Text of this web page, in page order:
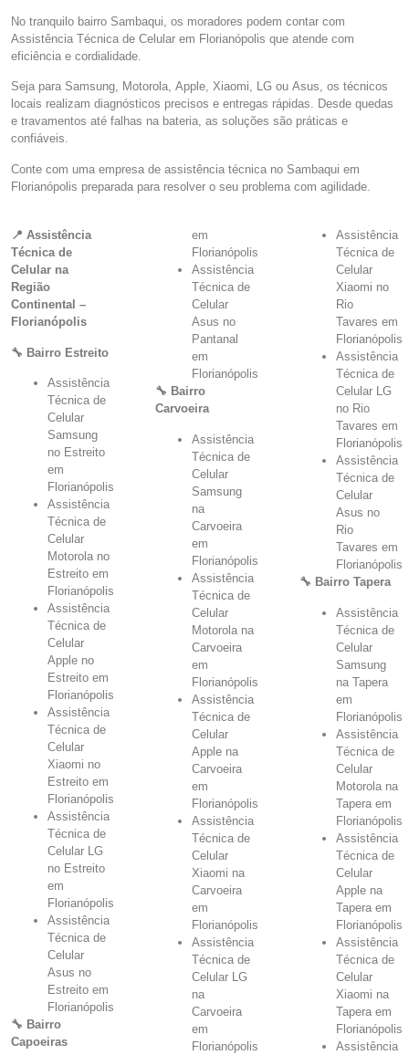
No tranquilo bairro Sambaqui, os moradores podem contar com
Assistência Técnica de Celular em Florianópolis que atende com
eficiência e cordialidade.
Seja para Samsung, Motorola, Apple, Xiaomi, LG ou Asus, os técnicos
locais realizam diagnósticos precisos e entregas rápidas. Desde quedas
e travamentos até falhas na bateria, as soluções são práticas e
confiáveis.
Conte com uma empresa de assistência técnica no Sambaqui em
Florianópolis preparada para resolver o seu problema com agilidade.
📍 Assistência
Técnica de
Celular na
Região
Continental –
Florianópolis
🔧 Bairro Estreito
Assistência
Técnica de
Celular
Samsung
no Estreito
em
Florianópolis
Assistência
Técnica de
Celular
Motorola no
Estreito em
Florianópolis
Assistência
Técnica de
Celular
Apple no
Estreito em
Florianópolis
Assistência
Técnica de
Celular
Xiaomi no
Estreito em
Florianópolis
Assistência
Técnica de
Celular LG
no Estreito
em
Florianópolis
Assistência
Técnica de
Celular
Asus no
Estreito em
Florianópolis
🔧 Bairro
Capoeiras
em
Florianópolis
Assistência
Técnica de
Celular
Asus no
Pantanal
em
Florianópolis
🔧 Bairro
Carvoeira
Assistência
Técnica de
Celular
Samsung
na
Carvoeira
em
Florianópolis
Assistência
Técnica de
Celular
Motorola na
Carvoeira
em
Florianópolis
Assistência
Técnica de
Celular
Apple na
Carvoeira
em
Florianópolis
Assistência
Técnica de
Celular
Xiaomi na
Carvoeira
em
Florianópolis
Assistência
Técnica de
Celular LG
na
Carvoeira
em
Florianópolis
Assistência
Técnica de
Celular
Xiaomi no
Rio
Tavares em
Florianópolis
Assistência
Técnica de
Celular LG
no Rio
Tavares em
Florianópolis
Assistência
Técnica de
Celular
Asus no
Rio
Tavares em
Florianópolis
🔧 Bairro Tapera
Assistência
Técnica de
Celular
Samsung
na Tapera
em
Florianópolis
Assistência
Técnica de
Celular
Motorola na
Tapera em
Florianópolis
Assistência
Técnica de
Celular
Apple na
Tapera em
Florianópolis
Assistência
Técnica de
Celular
Xiaomi na
Tapera em
Florianópolis
Assistência